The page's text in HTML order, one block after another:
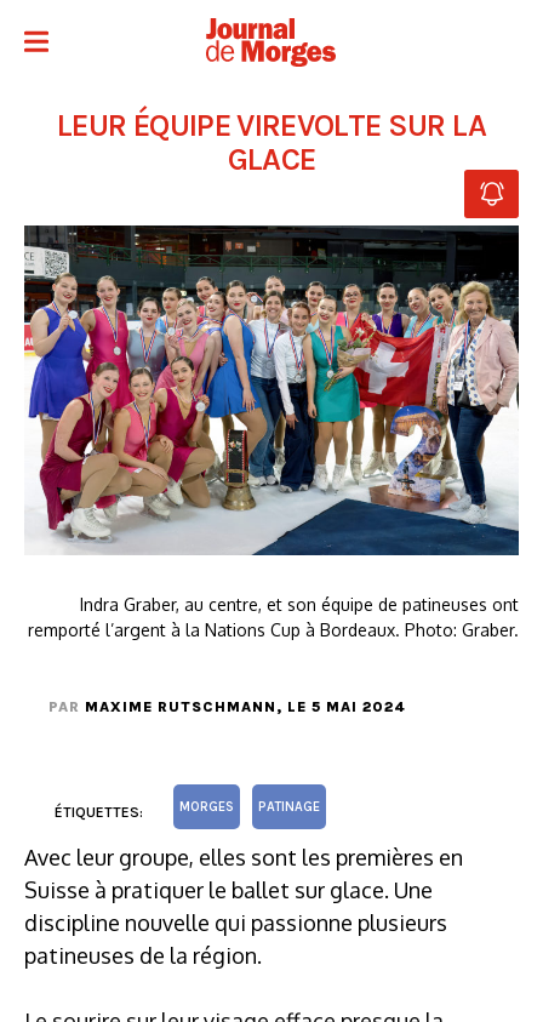
LEUR ÉQUIPE VIREVOLTE SUR LA
GLACE
Indra Graber, au centre, et son équipe de patineuses ont
remporté l’argent à la Nations Cup à Bordeaux. Photo: Graber.
PAR MAXIME RUTSCHMANN , LE 5 MAI 2024
ÉTIQUETTES: MORGES PATINAGE
Avec leur groupe, elles sont les premières en
Suisse à pratiquer le ballet sur glace. Une
discipline nouvelle qui passionne plusieurs
patineuses de la région.